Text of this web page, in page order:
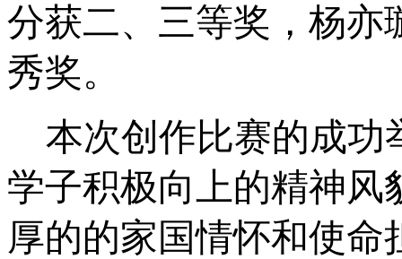
分获二、 三等奖 ，杨
秀奖。
本次创作比赛的成功
学子积极向上的精神风
厚的的家国情怀和使